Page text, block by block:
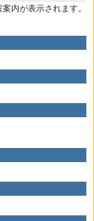
内が表示されます。